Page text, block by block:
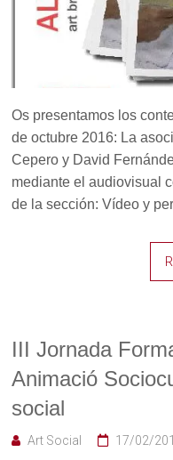
Os presentamos los
de octubre 2016: La
Cepero y David
mediante el audiovisual
de la sección: Vídeo y
III Jornada
Animació
social
Art Social 17/02/